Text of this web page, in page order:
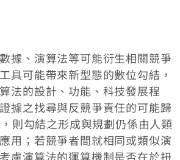
據、演算法等可能衍生相關競爭
具可能帶來新型態的數位勾結，
法的設計、功能、科技發展程
據之找尋與反競爭責任的可能歸
則勾結之形成與規劃仍係由人類
用；若競爭者間就相同或類似演
慮演算法的運算機制是否在於扭